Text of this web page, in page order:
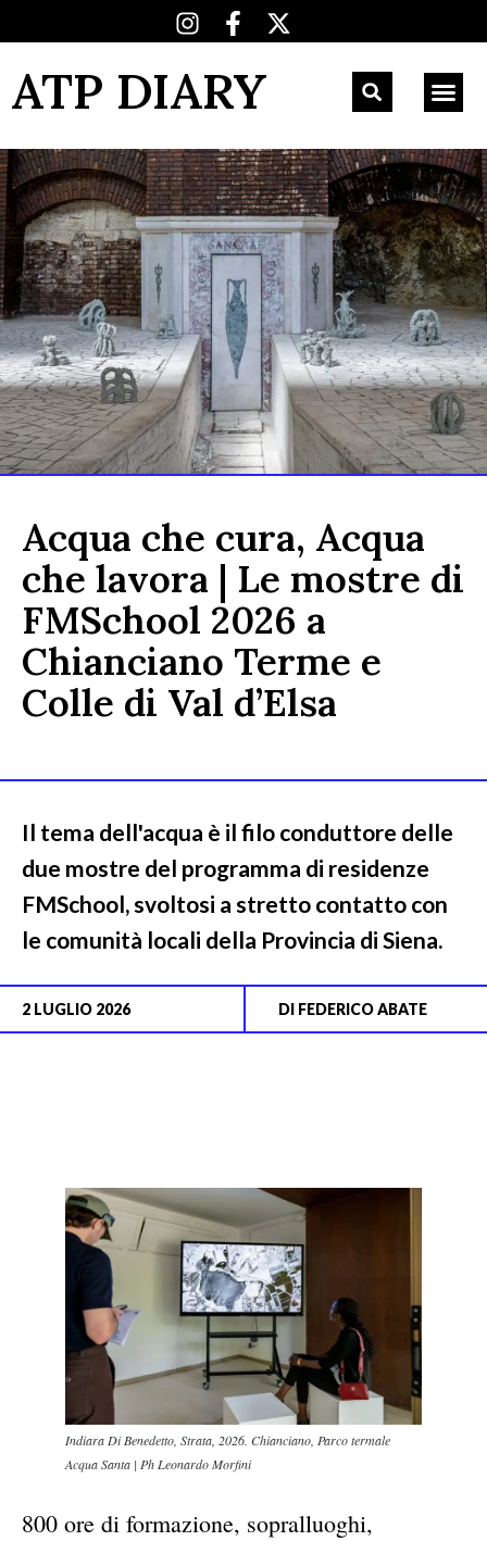
ATP DIARY
Acqua che cura, Acqua
che lavora | Le mostre di
FMSchool 2026 a
Chianciano Terme e
Colle di Val d’Elsa
Il tema dell'acqua è il filo conduttore delle
due mostre del programma di residenze
FMSchool, svoltosi a stretto contatto con
le comunità locali della Provincia di Siena.
2 LUGLIO 2026 DI FEDERICO ABATE
Indiara Di Benedetto, Strata, 2026. Chianciano, Parco termale
Acqua Santa | Ph Leonardo Morfini
800 ore di formazione, sopralluoghi,